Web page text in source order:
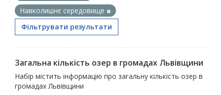
Навколишнє середовище
Фільтрувати результати
Загальна кількість озер в громадах Львівщини
Набір містить інформацію про загальну кількість озер в
громадах Львівщини